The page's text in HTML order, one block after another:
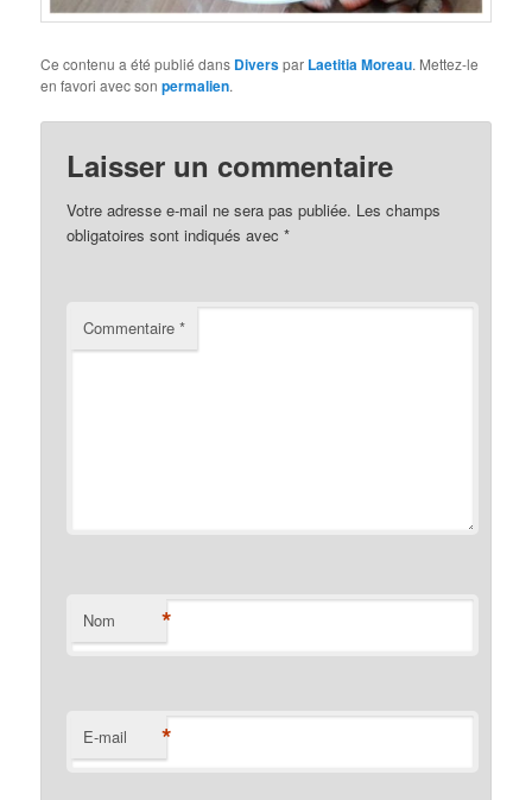
Ce contenu a été publié dans Diverspar Laetitia Moreau. Mettez-le
en favori avec sonpermalien.
Laisser un commentaire
Votre adresse e-mail ne sera pas publiée. Les champs
obligatoires sont indiqués avec*
Commentaire*
Nom *
E-mail *